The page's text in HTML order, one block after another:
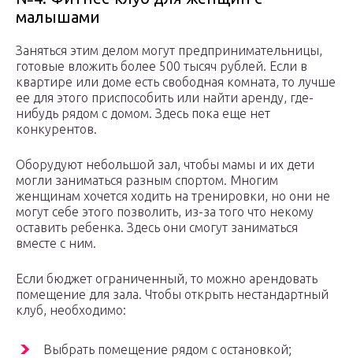
малышами
Заняться этим делом могут предпринимательницы,
готовые вложить более 500 тысяч рублей. Если в
квартире или доме есть свободная комната, то лучше
ее для этого приспособить или найти аренду, где-
нибудь рядом с домом. Здесь пока еще нет
конкурентов.
Оборудуют небольшой зал, чтобы мамы и их дети
могли заниматься разным спортом. Многим
женщинам хочется ходить на тренировки, но они не
могут себе этого позволить, из-за того что некому
оставить ребенка. Здесь они смогут заниматься
вместе с ним.
Если бюджет ограниченный, то можно арендовать
помещение для зала. Чтобы открыть нестандартный
клуб, необходимо:
Выбрать помещение рядом с остановкой;